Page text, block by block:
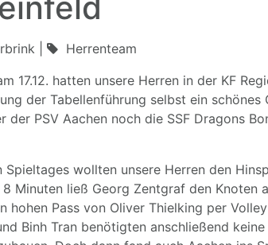
|
Herrenteam
17.12. hatten unsere Herren in der KF
der Tabellenführung selbst ein schönes
der PSV Aachen noch die SSF Dragons
wollten unsere Herren den
Minuten ließ Georg Zentgraf den Knoten
hohen Pass von Oliver Thielking per
Binh Tran benötigten anschließend